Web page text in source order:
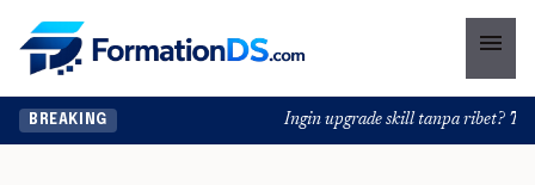
menu
BREAKING Ingin upgrade skill tanpa ribet?